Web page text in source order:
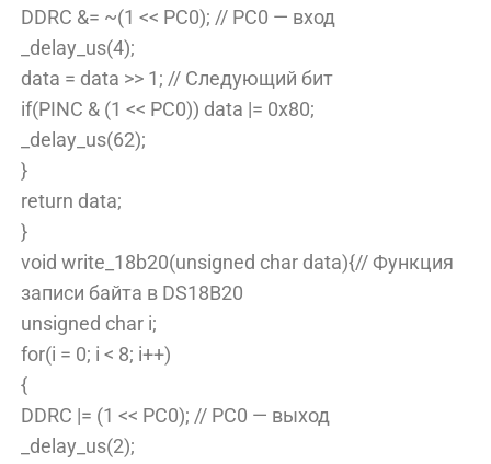
DDRC &= ~(1 << PC0); // PC0 — вход
_delay_us(4);
data = data >> 1; // Следующий бит
if(PINC & (1 << PC0)) data |= 0x80;
_delay_us(62);
}
return data;
}
void write_18b20(unsigned char data){// Функция
записи байта в DS18B20
unsigned char i;
for(i = 0; i < 8; i++)
{
DDRC |= (1 << PC0); // PC0 — выход
_delay_us(2);